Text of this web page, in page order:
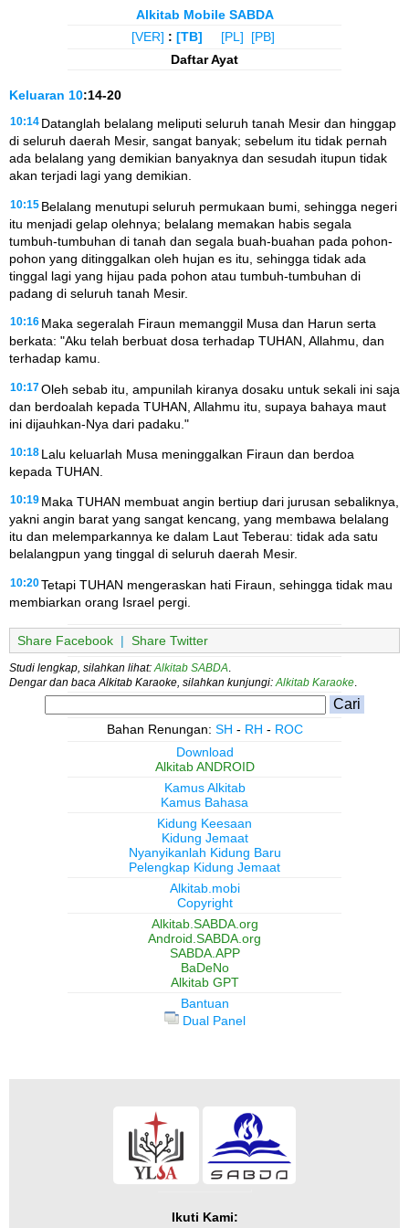
Alkitab Mobile SABDA
[VER] : [TB] [PL]
[PB]
Daftar Ayat
Keluaran 10:14-20
10:14 Datanglah belalang meliputi seluruh tanah Mesir dan hinggap
di seluruh daerah Mesir, sangat banyak; sebelum itu tidak pernah
ada belalang yang demikian banyaknya dan sesudah itupun tidak
akan terjadi lagi yang demikian.
10:15 Belalang menutupi seluruh permukaan bumi, sehingga negeri
itu menjadi gelap olehnya; belalang memakan habis segala
tumbuh-tumbuhan di tanah dan segala buah-buahan pada pohon-
pohon yang ditinggalkan oleh hujan es itu, sehingga tidak ada
tinggal lagi yang hijau pada pohon atau tumbuh-tumbuhan di
padang di seluruh tanah Mesir.
10:16 Maka segeralah Firaun memanggil Musa dan Harun serta
berkata: "Aku telah berbuat dosa terhadap TUHAN, Allahmu, dan
terhadap kamu.
10:17Oleh sebab itu, ampunilah kiranya dosaku untuk sekali ini saja
dan berdoalah kepada TUHAN, Allahmu itu, supaya bahaya maut
ini dijauhkan-Nya dari padaku."
10:18 Lalu keluarlah Musa meninggalkan Firaun dan berdoa
kepada TUHAN.
10:19 Maka TUHAN membuat angin bertiup dari jurusan sebaliknya,
yakni angin barat yang sangat kencang, yang membawa belalang
itu dan melemparkannya ke dalam Laut Teberau: tidak ada satu
belalangpun yang tinggal di seluruh daerah Mesir.
10:20Tetapi TUHAN mengeraskan hati Firaun, sehingga tidak mau
membiarkan orang Israel pergi.
Share Facebook | Share Twitter
Studi lengkap, silahkan lihat: Alkitab SABDA
Dengar dan baca Alkitab Karaoke, silahkan kunjungi: Alkitab Karaoke
Bahan Renungan: SH - RH - ROC
Download
Alkitab ANDROID
Kamus Alkitab
Kamus Bahasa
Kidung Keesaan
Kidung Jemaat
Nyanyikanlah Kidung Baru
Pelengkap Kidung Jemaat
Alkitab.mobi
Copyright
Alkitab.SABDA.org
Android.SABDA.org
SABDA.APP
BaDeNo
Alkitab GPT
Bantuan
Dual Panel
Ikuti Kami: